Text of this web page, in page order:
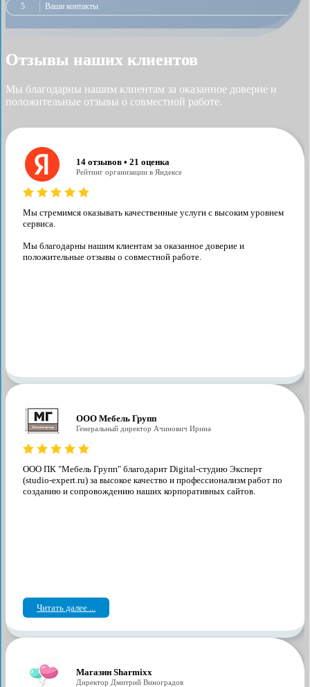
5 Ваши контакты
Отзывы наших клиентов
Мы благодарны нашим клиентам за оказанное доверие и
положительные отзывы о совместной работе.
14 отзывов • 21 оценка
Рейтинг организации в Яндексе
Мы стремимся оказывать качественные услуги с высоким уровнем
сервиса.
Мы благодарны нашим клиентам за оказанное доверие и
положительные отзывы о совместной работе.
ООО Мебель Групп
Генеральный директор Ачинович Ирина
ООО ПК "Мебель Групп" благодарит Digital-студию Эксперт
(studio-expert.ru) за высокое качество и профессионализм работ по
созданию и сопровождению наших корпоративных сайтов.
Читать далее ...
Магазин Sharmixx
Директор Дмитрий Виноградов